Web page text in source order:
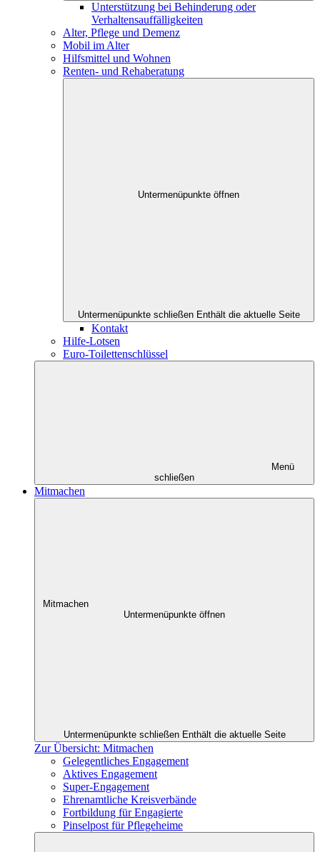
Unterstützung bei Behinderung oder
Verhaltensauffälligkeiten
Alter, Pflege und Demenz
Mobil im Alter
Hilfsmittel und Wohnen
Renten- und Rehaberatung
Untermenüpunkte öffnen
Untermenüpunkte schließen Enthält die aktuelle Seite
Kontakt
Hilfe-Lotsen
Euro-Toilettenschlüssel
Menü
schließen
Mitmachen
Mitmachen
Untermenüpunkte öffnen
Untermenüpunkte schließen Enthält die aktuelle Seite
Zur Übersicht: Mitmachen
Gelegentliches Engagement
Aktives Engagement
Super-Engagement
Ehrenamtliche Kreisverbände
Fortbildung für Engagierte
Pinselpost für Pflegeheime